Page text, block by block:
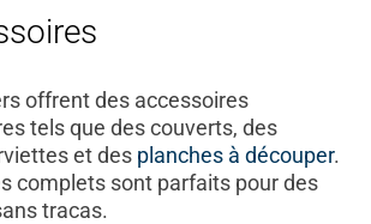
offrent des accessoires
tels que des couverts, des
et des planches à découper.
complets sont parfaits pour des
tracas.